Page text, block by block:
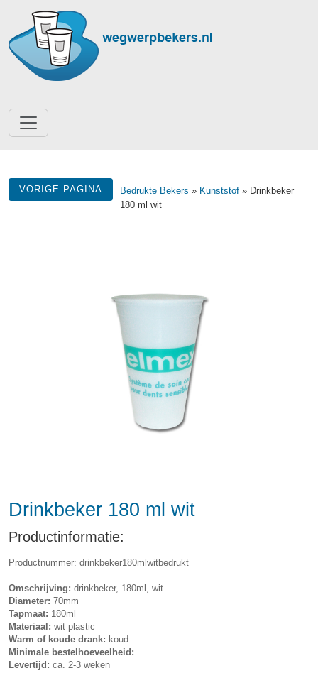
VORIGE PAGINA Bedrukte Bekers » Kunststof » Drinkbeker
180 ml wit
Drinkbeker 180 ml wit
Productinformatie:
Productnummer: drinkbeker180mlwitbedrukt
Omschrijving: drinkbeker, 180ml, wit
Diameter: 70mm
Tapmaat: 180ml
Materiaal: wit plastic
Warm of koude drank: koud
Minimale bestelhoeveelheid:
Levertijd: ca. 2-3 weken